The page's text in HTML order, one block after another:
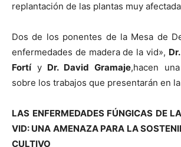
replantación de las plantas muy
Dos de los ponentes de la Mesa de
enfermedades de madera de la vid»,
Fortíy Dr. David Gramaje,hacen
sobre los trabajos que presentarán en
LAS ENFERMEDADES FÚNGICAS DE
VID: UNA AMENAZA PARA LA
CULTIVO